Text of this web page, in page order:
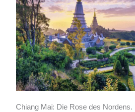
Chiang Mai: Die Rose des Nordens.